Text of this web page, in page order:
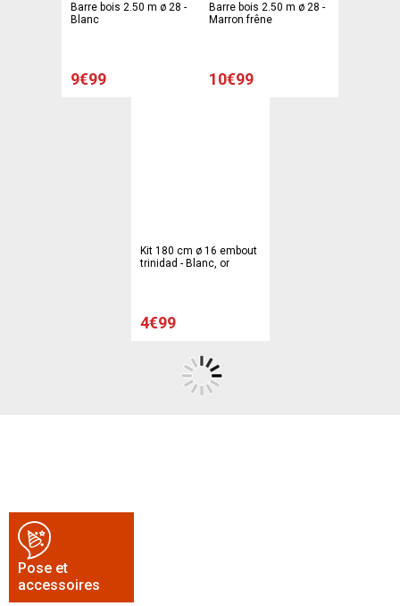
Barre bois 2.50 m ø 28 -
Blanc
9€99
Barre bois 2.50 m ø 28 -
Marron frêne
10€99
Kit 180 cm ø 16 embout
trinidad - Blanc, or
4€99
Pose et
accessoires